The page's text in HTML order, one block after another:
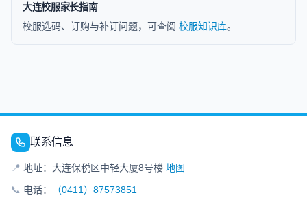
大连校服家长指南
校服选码、订购与补订问题，可查阅 校服知识库。
联系信息
📍 地址：大连保税区中轻大厦8号楼 地图
📞 电话：
（0411）87573851